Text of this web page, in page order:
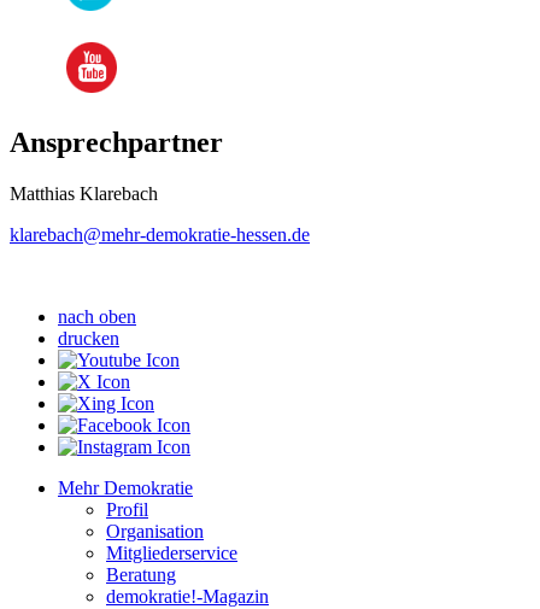
Ansprechpartner
Matthias Klarebach
klarebach@mehr-demokratie-hessen.de
nach oben
drucken
Mehr Demokratie
Profil
Organisation
Mitgliederservice
Beratung
demokratie!-Magazin